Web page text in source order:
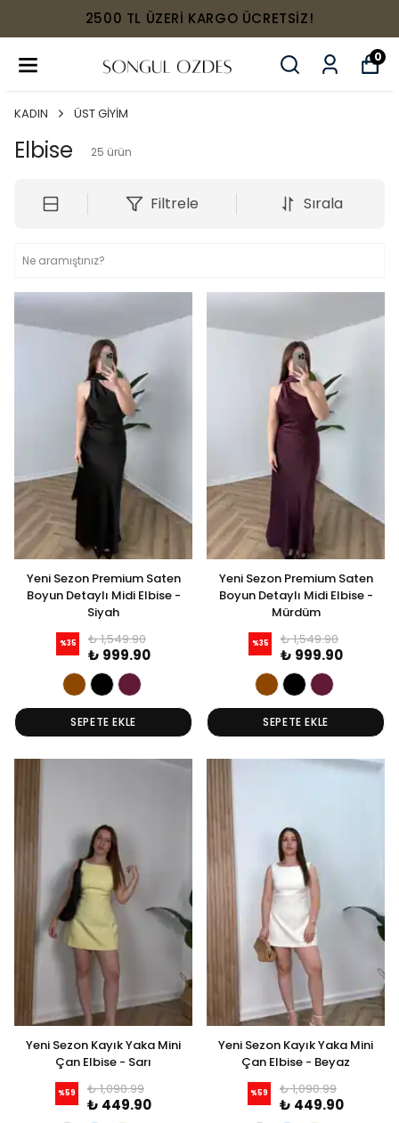
2500 TL ÜZERİ KARGO ÜCRETSİZ!
0
KADIN ÜST GİYİM
Elbise 25 ürün
Filtrele Sırala
Yeni Sezon Premium Saten
Boyun Detaylı Midi Elbise -
Siyah
%35 ₺ 1,549.90
₺ 999.90
SEPETE EKLE
Yeni Sezon Premium Saten
Boyun Detaylı Midi Elbise -
Mürdüm
%35 ₺ 1,549.90
₺ 999.90
SEPETE EKLE
Yeni Sezon Kayık Yaka Mini
Çan Elbise - Sarı
%59 ₺ 1,090.99
₺ 449.90
Yeni Sezon Kayık Yaka Mini
Çan Elbise - Beyaz
%59 ₺ 1,090.99
₺ 449.90